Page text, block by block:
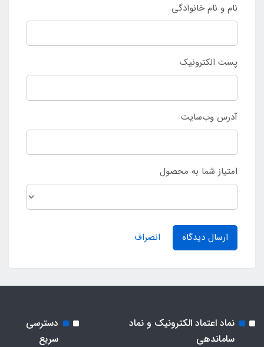
نام و نام خانوادگی
پست الکترونیک
آدرس وب‌سایت
امتیاز شما به محصول
ارسال دیدگاه انصراف
نماد اعتماد الکترونیک و نماد
ساماندهی
دسترسی
سریع